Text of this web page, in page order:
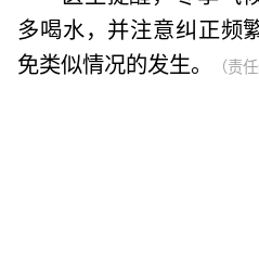
多喝水，并注意纠正频
免类似情况的发生。
（责